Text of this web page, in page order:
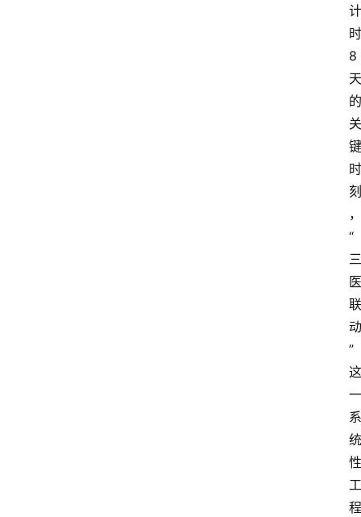
计
时
8
天
的
关
键
时
刻
，
“
三
医
联
动
”
这
一
系
统
性
工
程